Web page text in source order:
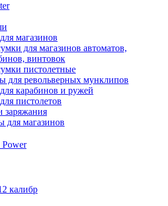
магазинов
для магазинов автоматов,
винтовок
пистолетные
для револьверных мунклипов
карабинов и ружей
пистолетов
заряжания
для магазинов
калибр